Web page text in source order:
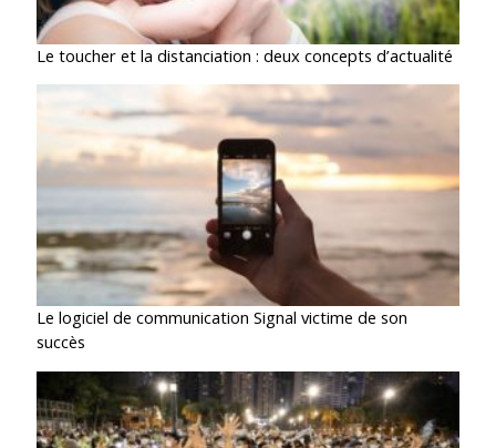
Le toucher et la distanciation : deux concepts d’actualité
Le logiciel de communication Signal victime de son
succès